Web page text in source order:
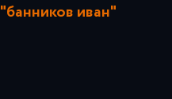
"банников иван"